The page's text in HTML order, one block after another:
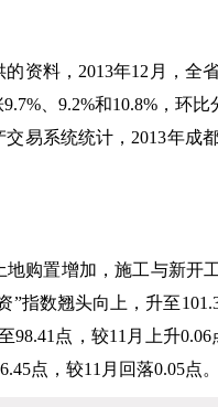
料，2013年12月，全
、9.2%和10.8%，环比
系统统计，2013年成都
置增加，施工与新开工
”指数翘头向上，升至
98.41点，较11月上升
点，较11月回落0.05点